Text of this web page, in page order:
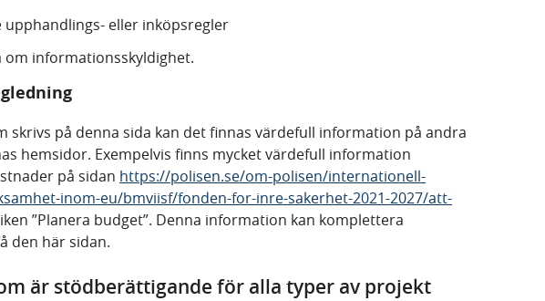
upphandlings- eller inköpsregler
om informationsskyldighet.
skrivs på denna sida kan det finnas värdefull information på andra
hemsidor. Exempelvis finns mycket värdefull information
på sidan https://polisen.se/om-polisen/internationell-
inom-eu/bmviisf/fonden-for-inre-sakerhet-2021-2027/att-
”Planera budget”. Denna information kan komplettera
den här sidan.
är stödberättigande för alla typer av projekt